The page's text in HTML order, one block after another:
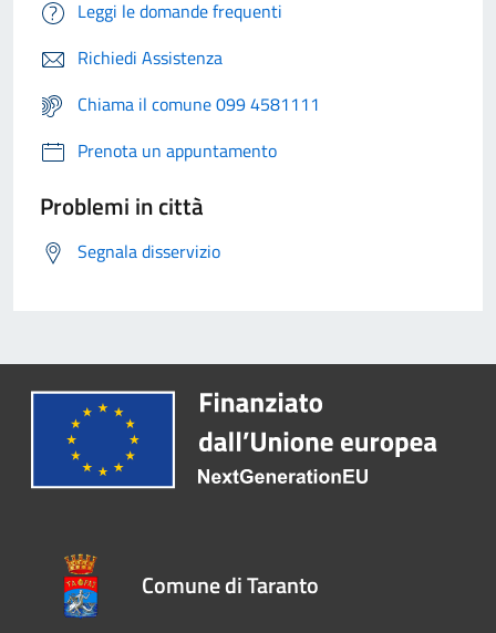
Leggi le domande frequenti
Richiedi Assistenza
Chiama il comune 099 4581111
Prenota un appuntamento
Problemi in città
Segnala disservizio
Comune di Taranto